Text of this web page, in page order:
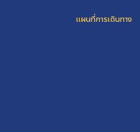
แผนที่การเดินทาง